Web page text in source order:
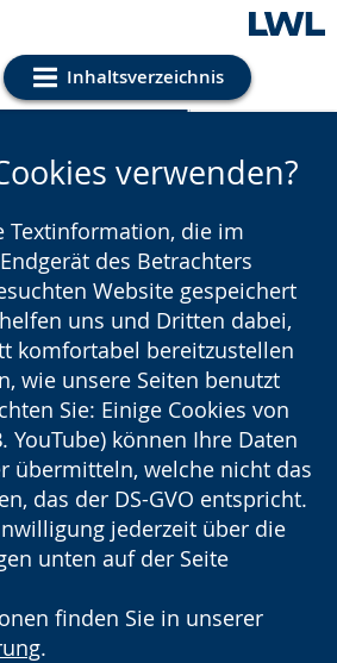
Inhaltsverzeichnis
Einstellungen
verwenden?
Textinformation, die im
des Betrachters
Website gespeichert
uns und Dritten dabei,
komfortabel bereitzustellen
wie unsere Seiten benutzt
Sie: Einige Cookies von
YouTube) können Ihre Daten
übermitteln, welche nicht das
das der DS-GVO entspricht.
jederzeit über die
unten auf der Seite
finden Sie in unserer
.